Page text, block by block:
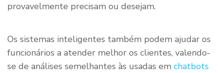
provavelmente precisam ou desejam.
Os sistemas inteligentes também podem ajudar os
funcionários a atender melhor os clientes, valendo-
se de análises semelhantes às usadas em chatbots